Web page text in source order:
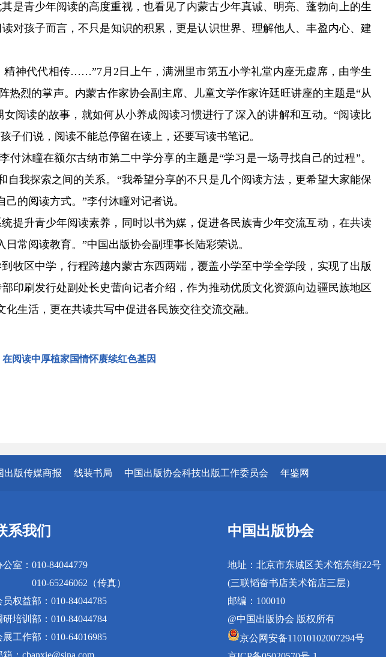
青少年阅读的高度重视，也看见了内蒙古少年真诚、明亮、蓬勃向上的生
对孩子而言，不只是知识的积累，更是认识世界、理解他人、丰盈内心、建
代代相传……”7月2日上午，满洲里市第五小学礼堂内座无虚席，由学生
热烈的掌声。内蒙古作家协会副主席、儿童文学作家许廷旺讲座的主题是“从
阅读的故事，就如何从小养成阅读习惯进行了深入的讲解和互动。“阅读比
子们说，阅读不能总停留在读上，还要写读书笔记。
沐瞳在额尔古纳市第二中学分享的主题是“学习是一场寻找自己的过程”。
我探索之间的关系。“我希望分享的不只是几个阅读方法，更希望大家能保
的阅读方式。”李付沐瞳对记者说。
升青少年阅读素养，同时以书为媒，促进各民族青少年交流互动，在共读
常阅读教育。”中国出版协会副理事长陆彩荣说。
区中学，行程跨越内蒙古东西两端，覆盖小学至中学全学段，实现了出版
印刷发行处副处长史蕾向记者介绍，作为推动优质文化资源向边疆民族地区
生活，更在共读共写中促进各民族交往交流交融。
阅读中厚植家国情怀赓续红色基因
出版传媒商报 线装书局 中国出版协会科技出版工作委员会 年鉴网
系我们
公室：010-84044779
65246062（传真）
员权益部：010-84044785
研培训部：010-84044784
展工作部：010-64016985
箱：cbanxie@sina.com
中国出版协会
地址：北京市东城区美术馆东街22号
(三联韬奋书店美术馆店三层）
邮编：100010
@中国出版协会 版权所有
京公网安备11010102007294号